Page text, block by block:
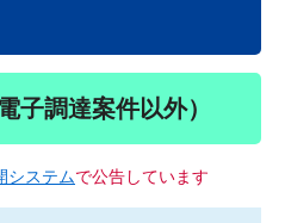
子調達案件以外）
システムで公告しています